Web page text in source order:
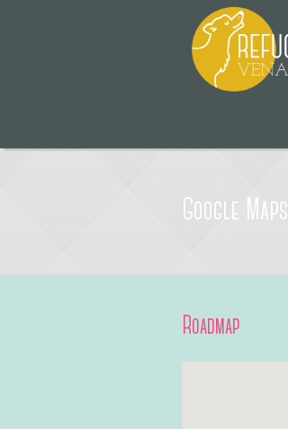
Google Maps
Roadmap